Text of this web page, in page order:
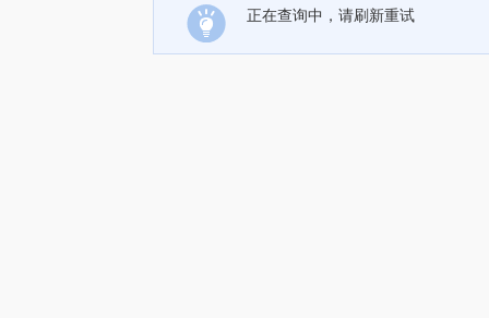
正在查询中，请刷新重试